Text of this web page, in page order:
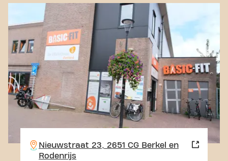
Nieuwstraat 23, 2651 CG Berkel en
Rodenrijs